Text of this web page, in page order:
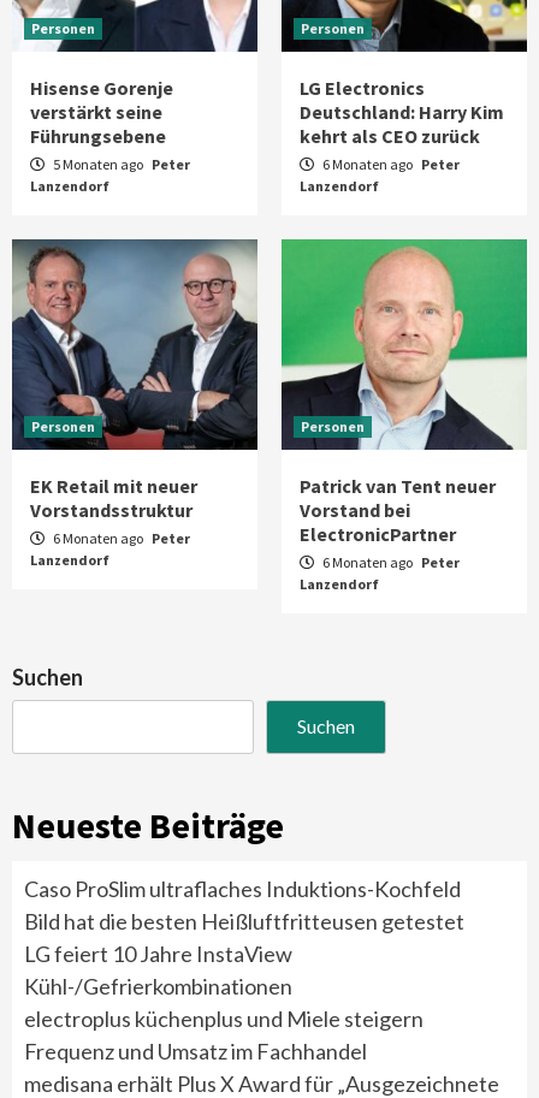
Personen
Hisense Gorenje
verstärkt seine
Führungsebene
5 Monaten ago Peter
Lanzendorf
Personen
LG Electronics
Deutschland: Harry Kim
kehrt als CEO zurück
6 Monaten ago Peter
Lanzendorf
Personen
EK Retail mit neuer
Vorstandsstruktur
6 Monaten ago Peter
Lanzendorf
Personen
Patrick van Tent neuer
Vorstand bei
ElectronicPartner
6 Monaten ago Peter
Lanzendorf
Suchen
Suchen
Neueste Beiträge
Caso ProSlim ultraflaches Induktions-Kochfeld
Bild hat die besten Heißluftfritteusen getestet
LG feiert 10 Jahre InstaView
Kühl-/Gefrierkombinationen
electroplus küchenplus und Miele steigern
Frequenz und Umsatz im Fachhandel
medisana erhält Plus X Award für „Ausgezeichnete